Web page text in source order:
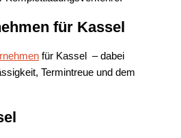
für Kassel
für Kassel – dabei
Termintreue und dem